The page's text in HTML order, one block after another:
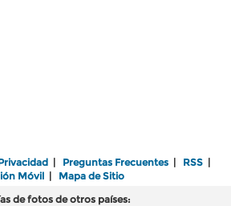
| Preguntas Frecuentes | RSS |
Móvil| Mapa de Sitio
de fotos de otros países: